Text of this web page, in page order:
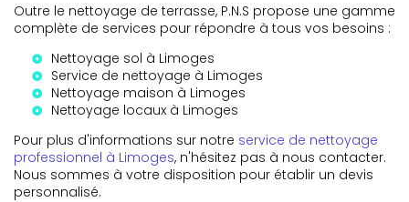
Outre le nettoyage de terrasse, P.N.S propose une gamme
complète de services pour répondre à tous vos besoins :
Nettoyage sol à Limoges
Service de nettoyage à Limoges
Nettoyage maison à Limoges
Nettoyage locaux à Limoges
Pour plus d'informations sur notre service de nettoyage
professionnel à Limoges, n'hésitez pas à nous contacter.
Nous sommes à votre disposition pour établir un devis
personnalisé.